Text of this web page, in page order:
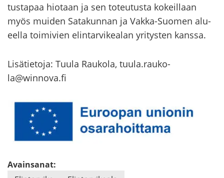
tus­ta­paa hio­taan ja sen to­teu­tus­ta ko­keil­laan
myös mui­den Sa­ta­kun­nan ja Vakka-​Suomen alu­
eel­la toi­mi­vien elin­tar­vi­kea­lan yri­tys­ten kans­sa.
Li­sä­tie­to­ja: Tuula Rau­ko­la, tuula.rau­ko­
la@winnova.fi
Avainsanat: